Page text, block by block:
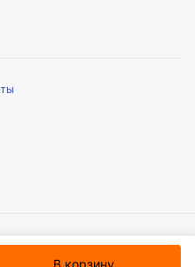
В корзину
защищены